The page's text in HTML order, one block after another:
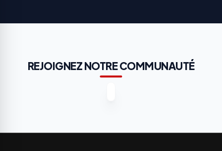
REJOIGNEZ NOTRE COMMUNAUTÉ